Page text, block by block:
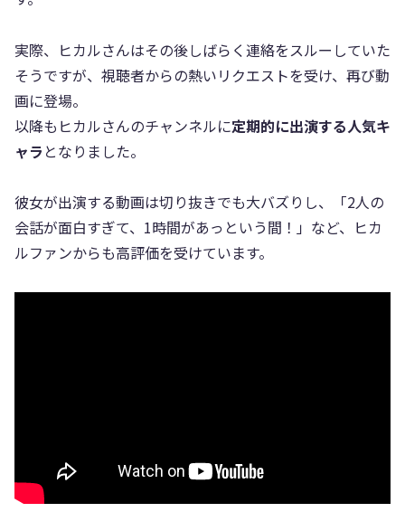
実際、ヒカルさんはその後しばらく連絡をスルーしていた
そうですが、視聴者からの熱いリクエストを受け、再び動
画に登場。
以降もヒカルさんのチャンネルに定期的に出演する人気キ
ャラ となりました。
彼女が出演する動画は切り抜きでも大バズりし、「2人の
会話が面白すぎて、1時間があっという間！」など、ヒカ
ルファンからも高評価を受けています。